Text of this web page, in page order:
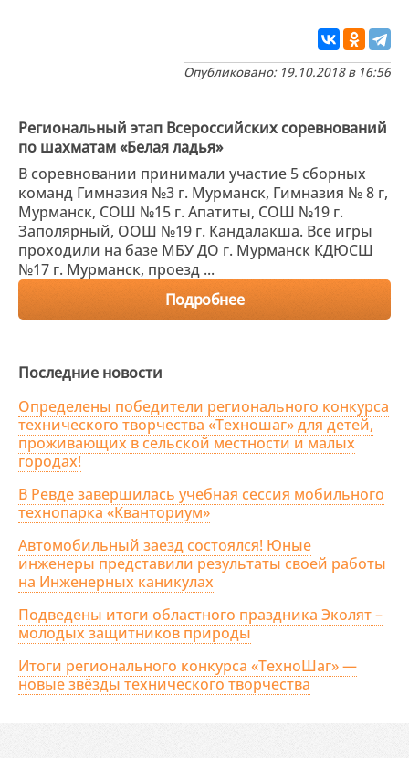
Опубликовано: 19.10.2018 в 16:56
Региональный этап Всероссийских соревнований
по шахматам «Белая ладья»
В соревновании принимали участие 5 сборных
команд Гимназия №3 г. Мурманск, Гимназия № 8 г,
Мурманск, СОШ №15 г. Апатиты, СОШ №19 г.
Заполярный, ООШ №19 г. Кандалакша. Все игры
проходили на базе МБУ ДО г. Мурманск КДЮСШ
№17 г. Мурманск, проезд ...
Подробнее
Последние новости
Определены победители регионального конкурса
технического творчества «Техношаг» для детей,
проживающих в сельской местности и малых
городах!
В Ревде завершилась учебная сессия мобильного
технопарка «Кванториум»
Автомобильный заезд состоялся! Юные
инженеры представили результаты своей работы
на Инженерных каникулах
Подведены итоги областного праздника Эколят –
молодых защитников природы
Итоги регионального конкурса «ТехноШаг» —
новые звёзды технического творчества